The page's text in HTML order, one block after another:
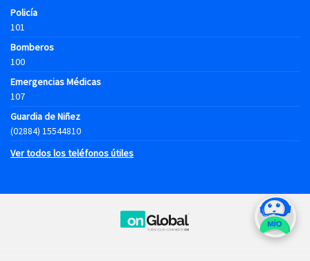
Policía
101
Bomberos
100
Emergencias Médicas
107
Guardia de Niñez
(02884) 15544810
Ver todos los teléfonos útiles